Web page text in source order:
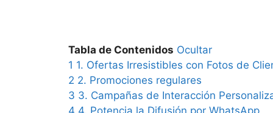
Tabla de Contenidos Ocultar
1 1. Ofertas Irresistibles con Fotos de
2 2. Promociones regulares
3 3. Campañas de Interacción
4 4. Potencia la Difusión por WhatsApp